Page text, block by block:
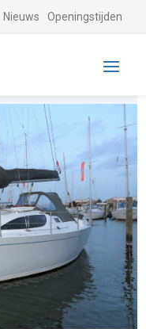
Nieuws Openingstijden